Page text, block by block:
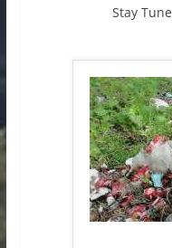
Stay